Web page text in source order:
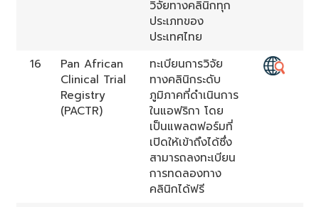
วิจัยทางคลินิกทุก
ประเภทของ
ประเทศไทย
16
Pan African
Clinical Trial
Registry
(PACTR)
ทะเบียนการวิจัย
ทางคลินิกระดับ
ภูมิภาคที่ดำเนินการ
ในแอฟริกา โดย
เป็นแพลตฟอร์มที่
เปิดให้เข้าถึงได้ซึ่ง
สามารถลงทะเบียน
การทดลองทาง
คลินิกได้ฟรี